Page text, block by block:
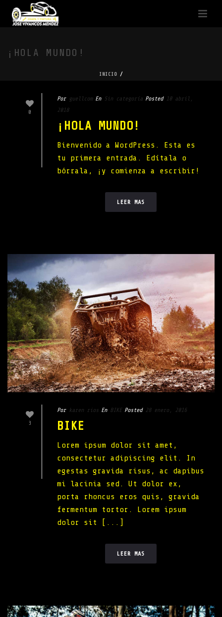
¡HOLA MUNDO!
INICIO /
0
Por guellcom En Sin categoría Posted 10 abril,
2018
¡HOLA MUNDO!
Bienvenido a WordPress. Esta es
tu primera entrada. Edítala o
bórrala, ¡y comienza a escribir!
LEER MAS
3
Por karen rios En BIKE Posted 28 enero, 2016
BIKE
Lorem ipsum dolor sit amet,
consectetur adipiscing elit. In
egestas gravida risus, ac dapibus
mi lacinia sed. Ut dolor ex,
porta rhoncus eros quis, gravida
fermentum tortor. Lorem ipsum
dolor sit [...]
LEER MAS